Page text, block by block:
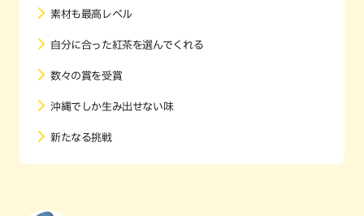
素材も最高レベル
自分に合った紅茶を選んでくれる
数々の賞を受賞
沖縄でしか生み出せない味
新たなる挑戦